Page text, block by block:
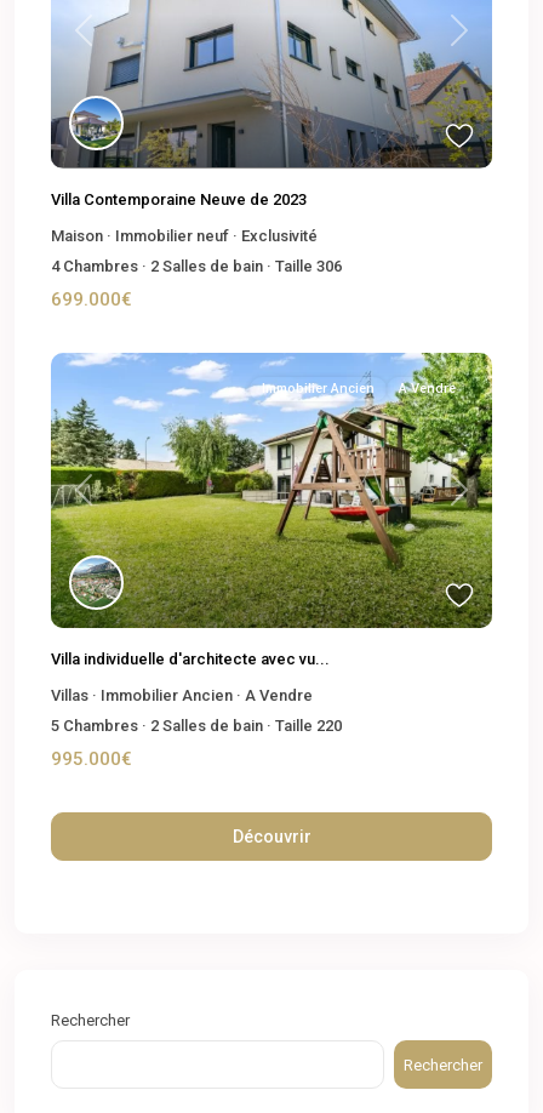
Previous Next
Villa Contemporaine Neuve de 2023
Maison · Immobilier neuf · Exclusivité
4Chambres · 2 Salles de bain · Taille 306
699.000€
Previous Next
Immobilier Ancien A Vendre
Villa individuelle d'architecte avec vu...
Villas · Immobilier Ancien · A Vendre
5 Chambres · 2 Salles de bain · Taille 220
995.000€
Découvrir
Rechercher
Rechercher